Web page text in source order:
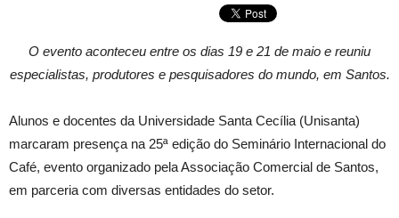
O evento aconteceu entre os dias 19 e 21 de maio e reuniu
especialistas, produtores e pesquisadores do mundo, em Santos.
Alunos e docentes da Universidade Santa Cecília (Unisanta)
marcaram presença na 25ª edição do Seminário Internacional do
Café, evento organizado pela Associação Comercial de Santos,
em parceria com diversas entidades do setor.